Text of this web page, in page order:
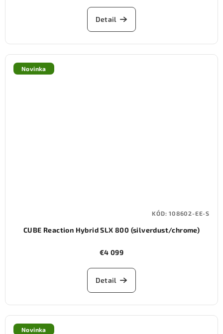
Detail
Novinka
CUBE Reaction Hybrid SLX 800 (silverdust/chrome)
€4 099
Detail
KÓD:108602-EE-S
Novinka